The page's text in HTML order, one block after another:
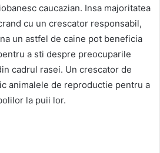
caucazian. Insa majoritatea
cu un crescator responsabil,
un astfel de caine pot beneficia
a sti despre preocuparile
cadrul rasei. Un crescator de
animalele de reproductie pentru a
la puii lor.